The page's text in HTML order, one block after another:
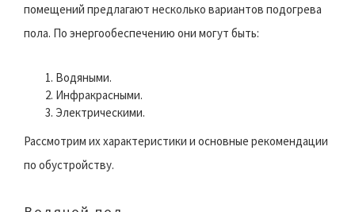
помещений предлагают несколько вариантов подогрева
пола. По энергообеспечению они могут быть:
Водяными.
Инфракрасными.
Электрическими.
Рассмотрим их характеристики и основные рекомендации
по обустройству.